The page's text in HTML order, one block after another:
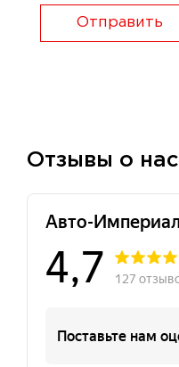
Отправить
Отзывы о нас